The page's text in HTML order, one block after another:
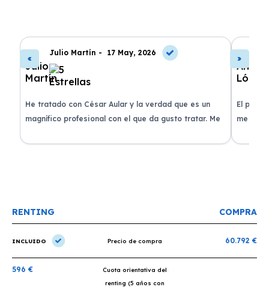
Julio Martín - 17 May, 2026
He tratado con César Aular y la verdad que es un
magnífico profesional con el que da gusto tratar. Me
recomiendo un montón, muchas gracias!
El
me
plazo
RENTING COMPRA
INCLUIDO Precio de compra 60.792 €
596 €
Cuota orientativa del
renting (5 años con